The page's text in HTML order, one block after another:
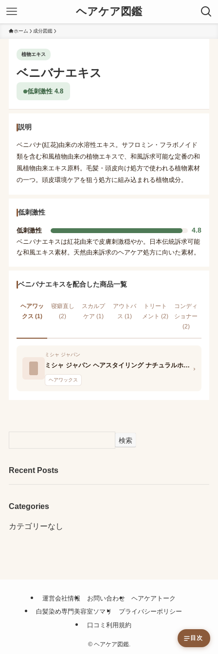
ヘアケア図鑑
ホーム 成分図鑑
植物エキス
ベニバナエキス
低刺激性 4.8
説明
ベニバナ(紅花)由来の水溶性エキス。サフロミン・フラボノイド
類を含む和風植物由来の植物エキスで、和風訴求可能な定番の和
風植物由来エキス原料。毛髪・頭皮向け処方で使われる植物素材
の一つ。頭皮環境ケアを狙う処方に組み込まれる植物成分。
低刺激性
低刺激性 4.8
ベニバナエキスは紅花由来で皮膚刺激穏やか。日本伝統訴求可能
な和風エキス素材。天然由来訴求のヘアケア処方に向いた素材。
ベニバナエキスを配合した商品一覧
ヘアワッ
クス (1)
寝癖直し
(2)
スカルプ
ケア (1)
アウトバ
ス (1)
トリート
メント (2)
コンディ
ショナー
(2)
ミシャ ジャパン
ミシャ ジャパン ヘアスタイリング ナチュラルホールドワックス
ヘアワックス
›
検索
Recent Posts
Categories
カテゴリーなし
運営会社情報 お問い合わせ
ヘアケアトーク
白髪染め専門美容室ソマリ
プライバシーポリシー
口コミ利用規約
©ヘアケア図鑑.
目次